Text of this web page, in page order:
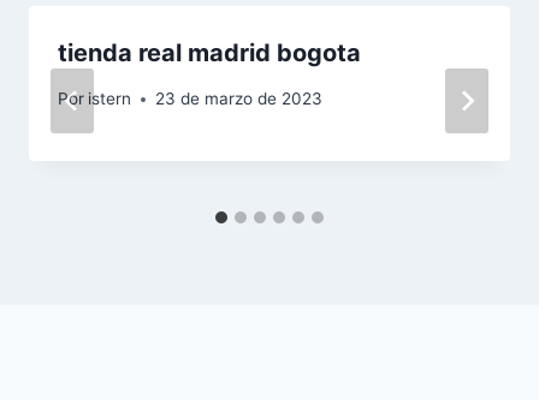
tienda real madrid bogota
Por istern 23 de marzo de 2023